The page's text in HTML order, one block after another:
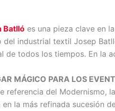
Batlló es una pieza clave en
del industrial textil Josep
de todos los tiempos. En la
MÁGICO PARA LOS
referencia del Modernismo, la
en la más refinada sucesión